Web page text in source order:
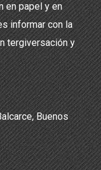
en papel y en
informar con la
tergiversación y
Buenos